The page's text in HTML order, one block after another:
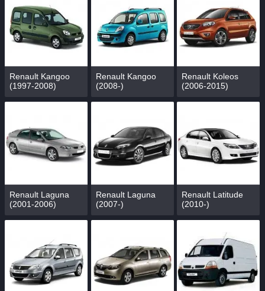
Renault Kangoo
(1997-2008)
Renault Kangoo
(2008-)
Renault Koleos
(2006-2015)
Renault Laguna
(2001-2006)
Renault Laguna
(2007-)
Renault Latitude
(2010-)